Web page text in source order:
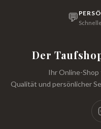
💬
Der
Ihr Online-
Qualität und persönlicher